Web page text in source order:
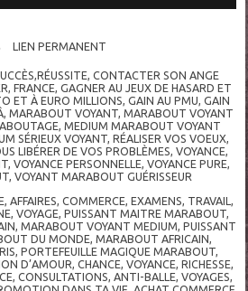
LIEN PERMANENT
,CONTACTER SON ANGE
, FRANCE, GAGNER AU JEUX DE HASARD ET
ET À EURO MILLIONS, GAIN AU PMU, GAIN
,MARABOUT VOYANT,MARABOUT VOYANT
,MEDIUM MARABOUT VOYANT
SÉRIEUX VOYANT, RÉALISER VOS VOEUX,
LIBÉRER DE VOS PROBLÈMES,VOYANCE,
, VOYANCE PERSONNELLE, VOYANCE PURE,
, VOYANT MARABOUT GUÉRISSEUR
, AFFAIRES, COMMERCE, EXAMENS, TRAVAIL ,
,VOYAGE,PUISSANT MAITRE MARABOUT,
,MARABOUT VOYANT MEDIUM,PUISSANT
DU MONDE,MARABOUT AFRICAIN,
,PORTEFEUILLE MAGIQUE MARABOUT,
D’AMOUR,CHANCE,VOYANCE,RICHESSE,
, CONSULTATIONS, ANTI-BALLE, VOYAGES,